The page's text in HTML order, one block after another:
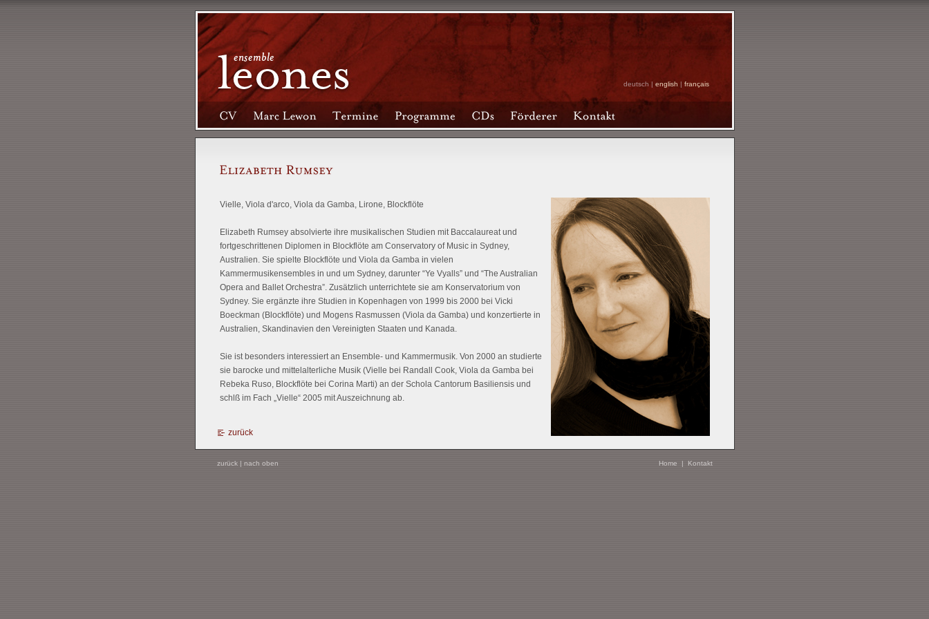
deutsch | english | français
Vielle, Viola d'arco, Viola da Gamba, Lirone, Blockflöte
Elizabeth Rumsey absolvierte ihre musikalischen Studien mit Baccalaureat und
fortgeschrittenen Diplomen in Blockflöte am Conservatory of Music in Sydney,
Australien. Sie spielte Blockflöte und Viola da Gamba in vielen
Kammermusikensembles in und um Sydney, darunter “Ye Vyalls” und “The Australian
Opera and Ballet Orchestra”. Zusätzlich unterrichtete sie am Konservatorium von
Sydney. Sie ergänzte ihre Studien in Kopenhagen von 1999 bis 2000 bei Vicki
Boeckman (Blockflöte) und Mogens Rasmussen (Viola da Gamba) und konzertierte in
Australien, Skandinavien den Vereinigten Staaten und Kanada.
Sie ist besonders interessiert an Ensemble- und Kammermusik. Von 2000 an studierte
sie barocke und mittelalterliche Musik (Vielle bei Randall Cook, Viola da Gamba bei
Rebeka Ruso, Blockflöte bei Corina Marti) an der Schola Cantorum Basiliensis und
schlß im Fach „Vielle“ 2005 mit Auszeichnung ab.
zurück
zurück| nach oben Home | Kontakt